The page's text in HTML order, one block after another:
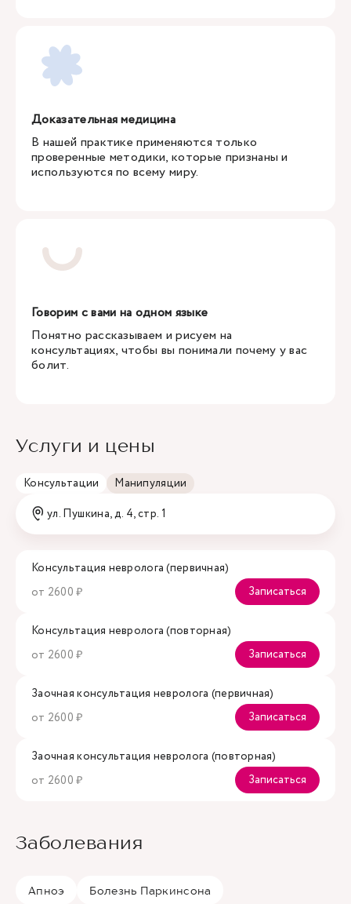
Доказательная медицина
В нашей практике применяются только
проверенные методики, которые признаны и
используются по всему миру.
Говорим с вами на одном языке
Понятно рассказываем и рисуем на
консультациях, чтобы вы понимали почему у вас
болит.
Услуги и цены
Консультации
Манипуляции
ул. Пушкина, д. 4, стр. 1
Консультация невролога (первичная)
от 2600 ₽
Записаться
Консультация невролога (повторная)
от 2600 ₽
Записаться
Заочная консультация невролога (первичная)
от 2600 ₽
Записаться
Заочная консультация невролога (повторная)
от 2600 ₽
Записаться
Заболевания
Апноэ Болезнь Паркинсона